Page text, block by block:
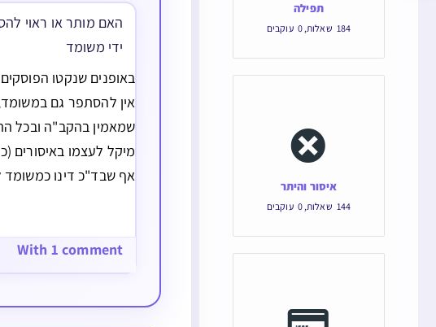
האם מותר או ראוי
ידי משומד
באופנים שנקטו הפוסקים
אין להסתפר גם
שמאמין בהקב"ה ובכל
מיקל לעצמו באיסורים
אף שבד"כ דינו
איסור כיון שאינו חשוד
דמים.מקורות:בעצם דין
With 1 comment
תפילה
184 שאלות,
0 עוקבים
איסור והיתר
144 שאלות,
0 עוקבים